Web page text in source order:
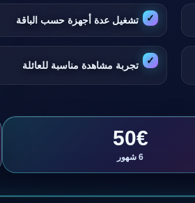
تشغيل عدة أجهزة حسب الباقة
تجربة مشاهدة مناسبة للعائلة
50€
6 شهور